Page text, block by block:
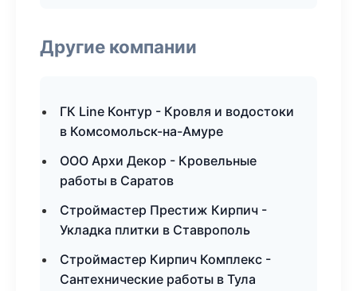
Другие компании
ГК Line Контур - Кровля и водостоки
в Комсомольск-на-Амуре
ООО Архи Декор - Кровельные
работы в Саратов
Строймастер Престиж Кирпич -
Укладка плитки в Ставрополь
Строймастер Кирпич Комплекс -
Сантехнические работы в Тула